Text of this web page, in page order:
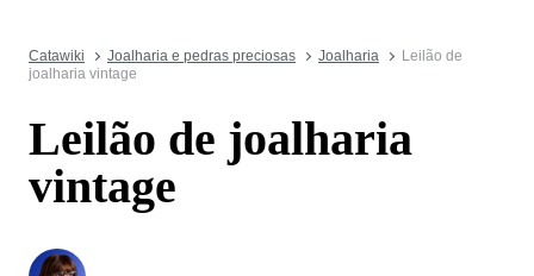
Catawiki Joalharia e pedras preciosas Joalharia
Leilão de
joalharia vintage
Leilão de joalharia
vintage